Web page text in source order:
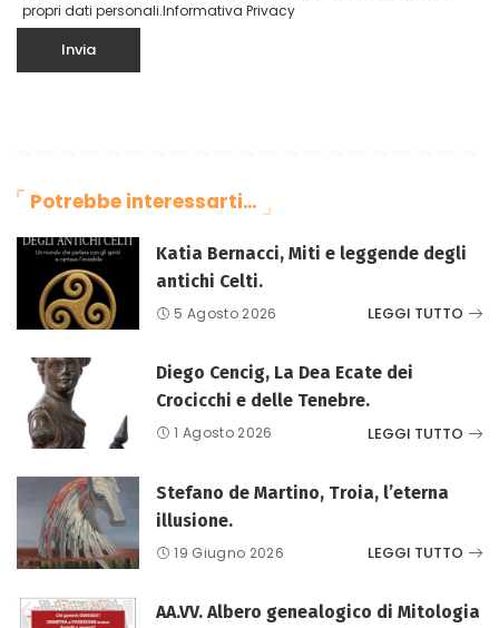
propri dati personali.Informativa Privacy
Potrebbe interessarti…
Katia Bernacci, Miti e leggende degli
antichi Celti.
5 Agosto 2026 LEGGI TUTTO
Diego Cencig, La Dea Ecate dei
Crocicchi e delle Tenebre.
1 Agosto 2026 LEGGI TUTTO
Stefano de Martino, Troia, l’eterna
illusione.
19 Giugno 2026 LEGGI TUTTO
AA.VV. Albero genealogico di Mitologia